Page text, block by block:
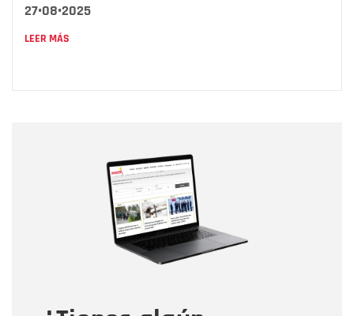
27•08•2025
LEER MÁS
Correo electrónico
Tipo de comentario